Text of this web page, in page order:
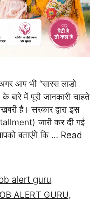
आप भी “सारस लाडो
बारे में पूरी जानकारी चाहते
है। सरकार द्वारा इस
जारी कर दी गई
बताएंगे कि … Read
alert guru
ALERT GURU,